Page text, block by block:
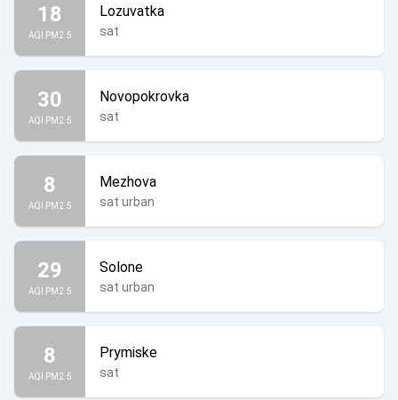
18
AQI PM2.5
Lozuvatka
sat
30
AQI PM2.5
Novopokrovka
sat
8
AQI PM2.5
Mezhova
sat urban
29
AQI PM2.5
Solone
sat urban
8
AQI PM2.5
Prymiske
sat